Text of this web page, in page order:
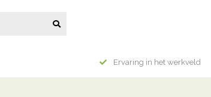
Ervaring in het werkveld